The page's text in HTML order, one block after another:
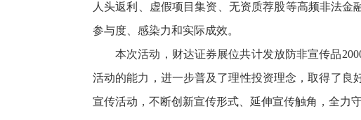
人头返利、虚假项目集资、无资质荐股等高频非法
参与度、感染力和实际成效。
本次活动，财达证券展位共计发放防非宣传品
活动的能力，进一步普及了理性投资理念，取得了
宣传活动，不断创新宣传形式、延伸宣传触角，全力